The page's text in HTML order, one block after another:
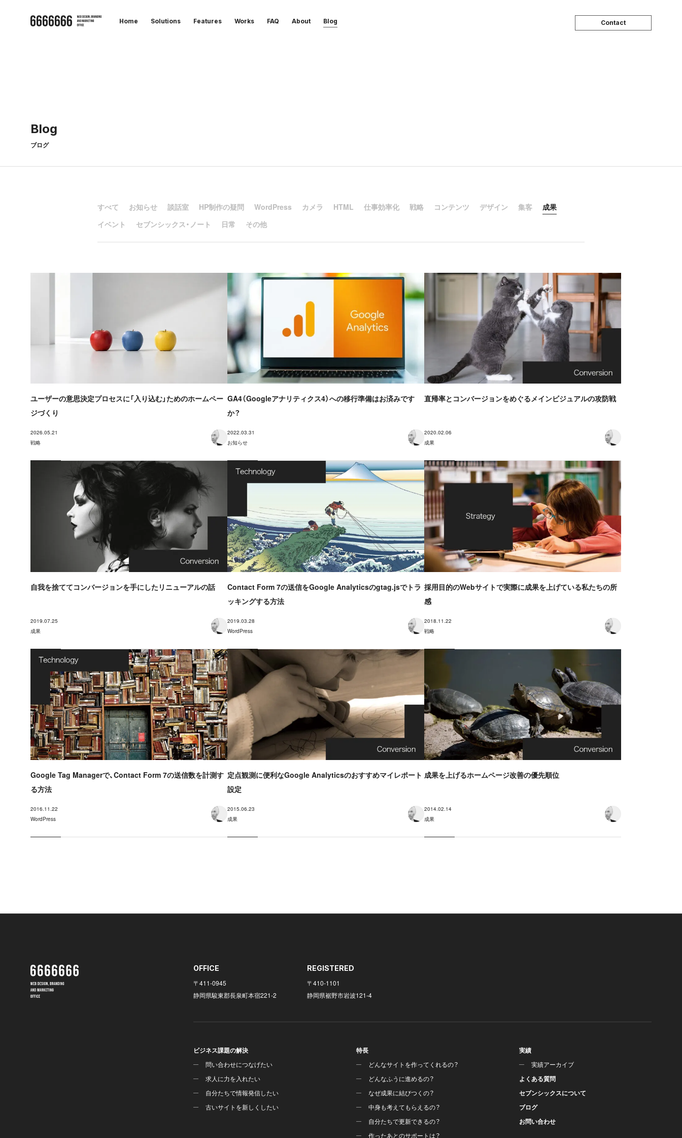
Home Solutions Features Works FAQ About Blog Contact
Blog
ブログ
すべて お知らせ 談話室 HP制作の疑問 WordPress カメラ HTML 仕事効率化 戦略 コンテンツ デザイン 集客
成果
イベント
セブンシックス・ノート 日常 その他
ユーザーの意思決定プロセスに「入り込む」ためのホームペー
ジづくり
2026.05.21
戦略
GA4（Googleアナリティクス4）への移行準備はお済みです
か？
2022.03.31
お知らせ
直帰率とコンバージョンをめぐるメインビジュアルの攻防戦
2020.02.06
成果
自我を捨ててコンバージョンを手にしたリニューアルの話
2019.07.25
成果
Contact Form 7の送信をGoogle Analyticsのgtag.jsでトラ
ッキングする方法
2019.03.28
WordPress
採用目的のWebサイトで実際に成果を上げている私たちの所
感
2018.11.22
戦略
Google Tag Managerで、Contact Form 7の送信数を計測す
る方法
2016.11.22
WordPress
定点観測に便利なGoogle Analyticsのおすすめマイレポート
設定
2015.06.23
成果
成果を上げるホームページ改善の優先順位
2014.02.14
成果
OFFICE
〒411-0945
静岡県駿東郡長泉町本宿221-2
REGISTERED
〒410-1101
静岡県裾野市岩波121-4
ビジネス課題の解決
問い合わせにつなげたい
求人に力を入れたい
自分たちで情報発信したい
古いサイトを新しくしたい
特長
どんなサイトを作ってくれるの？
どんなふうに進めるの？
なぜ成果に結びつくの？
中身も考えてもらえるの？
自分たちで更新できるの？
作ったあとのサポートは？
実績
実績アーカイブ
よくある質問
セブンシックスについて
ブログ
お問い合わせ